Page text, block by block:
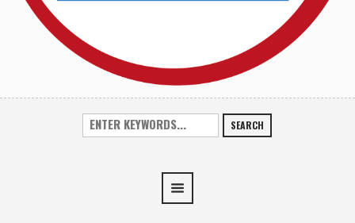
SEARCH